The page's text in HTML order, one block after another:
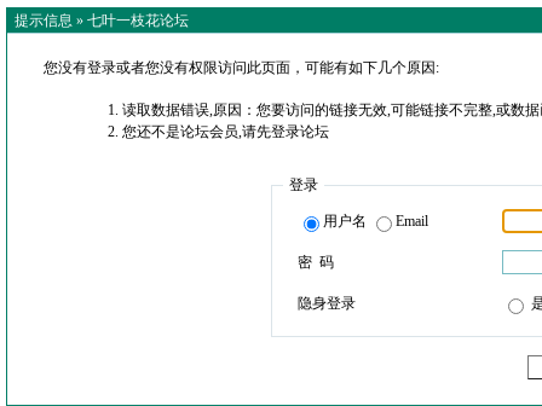
提示信息 » 七叶一枝花论坛
您没有登录或者您没有权限访问此页面，可能有如下几个原因:
读取数据错误,原因：您要访问的链接无效,可能链接不完整,或数
您还不是论坛会员,请先登录论坛
登录
用户名 Email
密 码
隐身登录